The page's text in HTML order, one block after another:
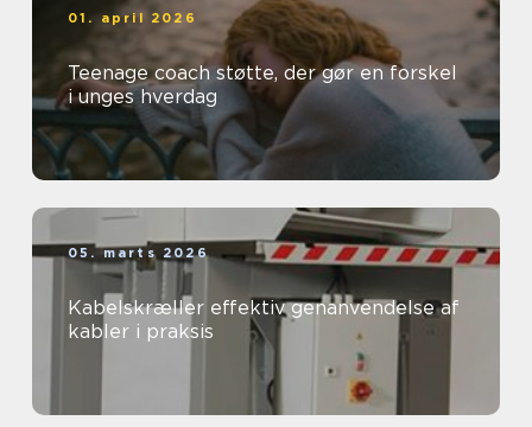
01. april 2026
Teenage coach støtte, der gør en forskel
i unges hverdag
05. marts 2026
Kabelskræller effektiv genanvendelse af
kabler i praksis